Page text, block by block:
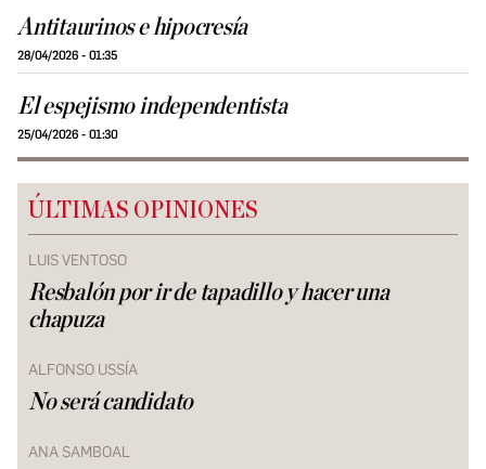
Antitaurinos e hipocresía
28/04/2026 - 01:35
El espejismo independentista
25/04/2026 - 01:30
ÚLTIMAS OPINIONES
LUIS VENTOSO
Resbalón por ir de tapadillo y hacer una
chapuza
ALFONSO USSÍA
No será candidato
ANA SAMBOAL